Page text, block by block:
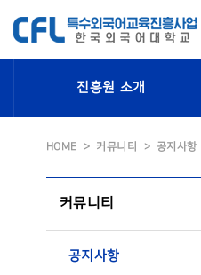
진흥원 소개
HOME 커뮤니티 공지사항
커뮤니티
공지사항